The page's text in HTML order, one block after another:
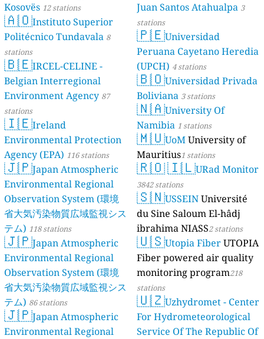
Kosovës 12 stations
🇦🇴Instituto Superior
Politécnico Tundavala 8
stations
🇧🇪IRCEL-CELINE -
Belgian Interregional
Environment Agency 87
stations
🇮🇪Ireland
Environmental Protection
Agency (EPA) 116 stations
🇯🇵Japan Atmospheric
Environmental Regional
Observation System (環境
省大気汚染物質広域監視シス
テム) 118 stations
🇯🇵Japan Atmospheric
Environmental Regional
Observation System (環境
省大気汚染物質広域監視シス
テム) 86 stations
🇯🇵Japan Atmospheric
Environmental Regional
Juan Santos Atahualpa 3
stations
🇵🇪Universidad
Peruana Cayetano Heredia
(UPCH) 4 stations
🇧🇴Universidad Privada
Boliviana 3 stations
🇳🇦University Of
Namibia 1 stations
🇲🇺UoMUniversity of
Mauritius1 stations
🇷🇴🇮🇱URad Monitor
3842 stations
🇸🇳USSEINUniversité
du Sine Saloum El-hâdj
ibrahima NIASS2 stations
🇺🇸Utopia FiberUTOPIA
Fiber powered air quality
monitoring program218
stations
🇺🇿Uzhydromet - Center
For Hydrometeorological
Service Of The Republic Of